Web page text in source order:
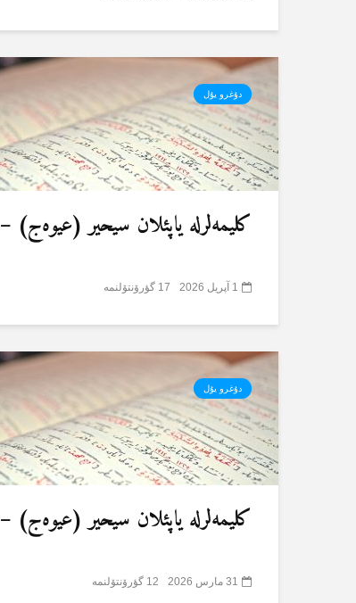
دۇغرو یۇل
کلیمەلرلە یاپئلان سیحیر (عیوەج) – 8
1 آپریل 2026 17 گؤرۆنتۆلنمە
دۇغرو یۇل
کلیمەلرلە یاپئلان سیحیر (عیوەج) – 5
31 مارس 2026 12 گؤرۆنتۆلنمە